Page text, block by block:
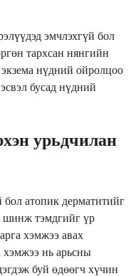
эмчлэхгүй бол
тархсан нянгийн
нүдний ойролцоо
бусад нүдний
урьдчилан
атопик дерматитийг
шинж тэмдгийг үр
хэмжээ авах
хэмжээ нь арьсны
буй өдөөгч хүчин